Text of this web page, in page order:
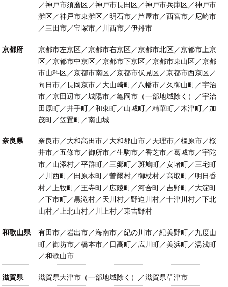
／神戸市須磨区／神戸市長田区／神戸市兵庫区／神戸市
灘区／神戸市東灘区／明石市／芦屋市／西宮市／尼崎市
／三田市／宝塚市／川西市／伊丹市
京都府
京都市左京区／京都市右京区／京都市北区／京都市上京
区／京都市中京区／京都市下京区／京都市東山区／京都
市山科区／京都市南区／京都市伏見区／京都市西京区／
向日市／長岡京市／大山崎町／八幡市／久御山町／宇治
市／京田辺市／城陽市／亀岡市（一部地域除く）／宇治
田原町／井手町／和東町／山城町／精華町／木津町／加
茂町／笠置町／南山城
奈良県
奈良市／大和高田市／大和郡山市／天理市／橿原市／桜
井市／五條市／御所市／生駒市／香芝市／葛城市／宇陀
市／山添村／平群町／三郷町／斑鳩町／安堵町／三宅町
／川西町／田原本町／曽爾村／御杖村／高取町／明日香
村／上牧町／王寺町／広陵町／河合町／吉野町／大淀町
／下市町／黒滝村／天川村／野迫川村／十津川村／下北
山村／上北山村／川上村／東吉野村
和歌山県
有田市／岩出市／海南市／紀の川市／紀美野町／九度山
町／御坊市／橋本市／日高町／広川町／美浜町／湯浅町
／和歌山市
滋賀県 滋賀県大津市（一部地域除く）／滋賀県草津市